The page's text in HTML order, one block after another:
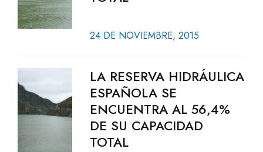
24 DE NOVIEMBRE, 2015
LA RESERVA HIDRÁULICA
ESPAÑOLA SE
ENCUENTRA AL 56,4%
DE SU CAPACIDAD
TOTAL